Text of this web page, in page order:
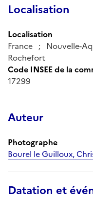
Localisation
Localisation
France ; Nouvelle-
Rochefort
Code INSEE de la
17299
Auteur
Photographe
Bourel le Guilloux,
Datation et